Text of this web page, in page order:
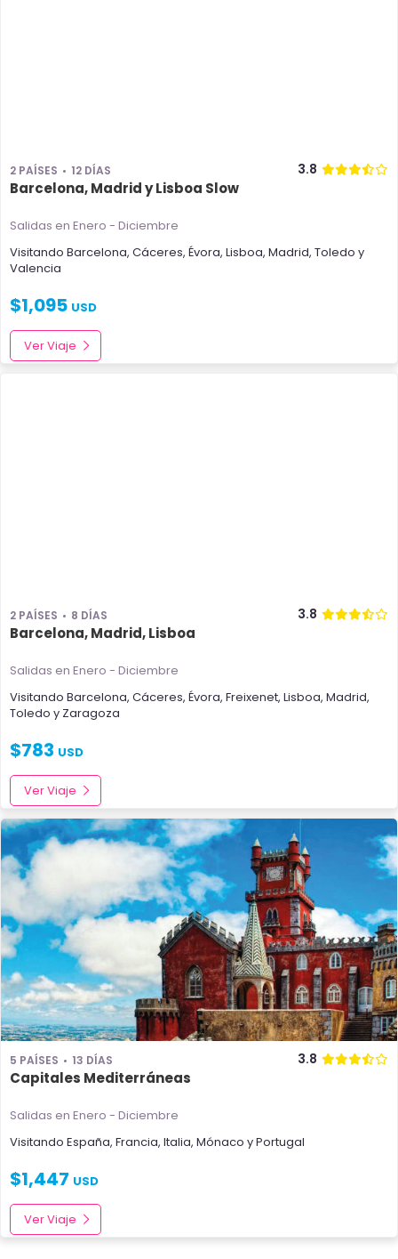
2 PAÍSES 12 DÍAS 3.8
Barcelona, Madrid y Lisboa Slow
Salidas en Enero - Diciembre
Visitando Barcelona, Cáceres, Évora, Lisboa, Madrid, Toledo y
Valencia
$1,095 USD
Ver Viaje
2 PAÍSES 8 DÍAS 3.8
Barcelona, Madrid, Lisboa
Salidas en Enero - Diciembre
Visitando Barcelona, Cáceres, Évora, Freixenet, Lisboa, Madrid,
Toledo y Zaragoza
$783 USD
Ver Viaje
5 PAÍSES 13 DÍAS 3.8
Capitales Mediterráneas
Salidas en Enero - Diciembre
Visitando España, Francia, Italia, Mónaco yPortugal
$1,447 USD
Ver Viaje